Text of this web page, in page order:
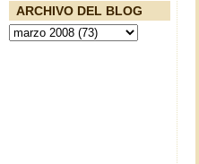
ARCHIVO DEL BLOG